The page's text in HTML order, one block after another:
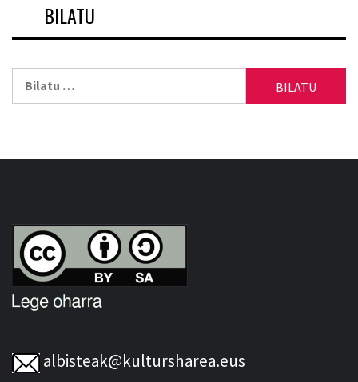
BILATU
albisteak@kultursharea.eus